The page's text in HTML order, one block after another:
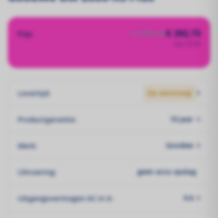
Prijs € 390,30€ 292,73
Levertijd: Op aanvraag`
Productgarantie: 10 jaar
Merk: Goodwe
Uitvoering: geen accu opslag
Uitgangsvermogen AC in A: 9.6